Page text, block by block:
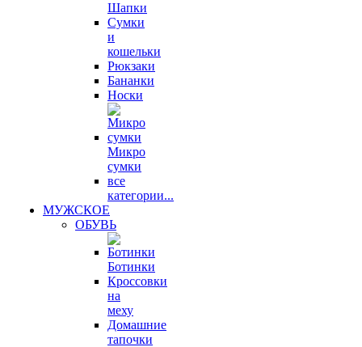
Шапки
Сумки
и
кошельки
Рюкзаки
Бананки
Носки
Микро
сумки
все
категории...
МУЖСКОЕ
ОБУВЬ
Ботинки
Кроссовки
на
меху
Домашние
тапочки